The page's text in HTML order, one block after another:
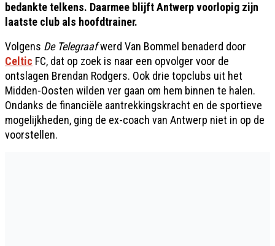
bedankte telkens. Daarmee blijft Antwerp voorlopig zijn
laatste club als hoofdtrainer.
Volgens De Telegraafwerd Van Bommel benaderd door
Celtic FC, dat op zoek is naar een opvolger voor de
ontslagen Brendan Rodgers. Ook drie topclubs uit het
Midden-Oosten wilden ver gaan om hem binnen te halen.
Ondanks de financiële aantrekkingskracht en de sportieve
mogelijkheden, ging de ex-coach van Antwerp niet in op de
voorstellen.